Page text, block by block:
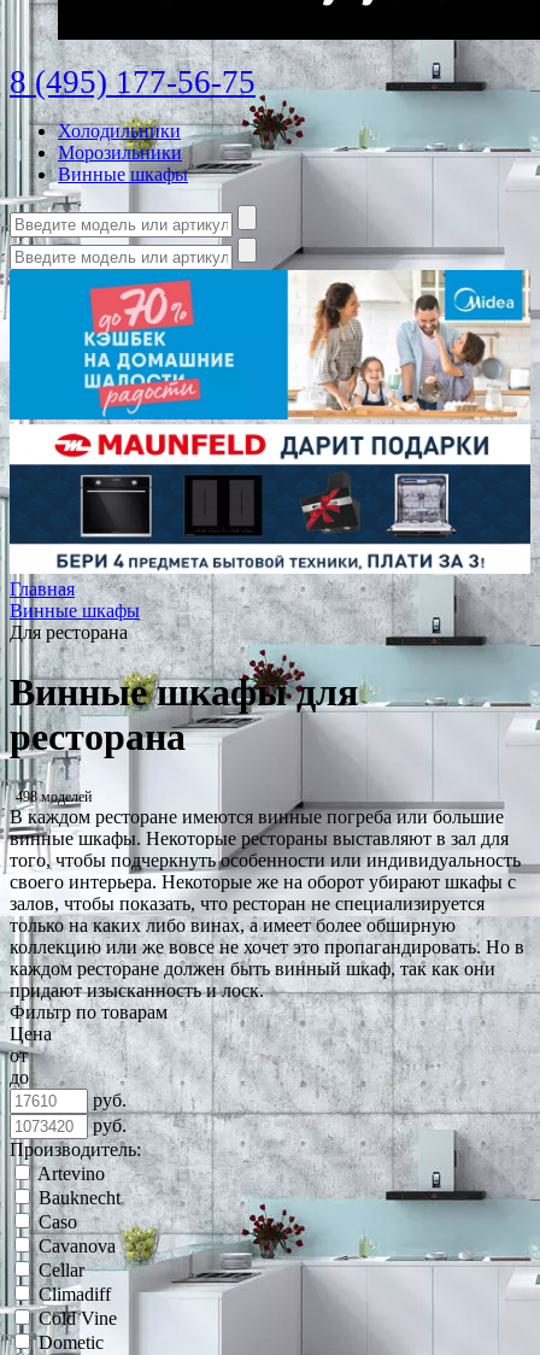
8 (495) 177-56-75
Холодильники
Морозильники
Винные шкафы
Главная
Винные шкафы
Для ресторана
Винные шкафы для
ресторана
498 моделей
В каждом ресторане имеются винные погреба или большие
винные шкафы. Некоторые рестораны выставляют в зал для
того, чтобы подчеркнуть особенности или индивидуальность
своего интерьера. Некоторые же на оборот убирают шкафы с
залов, чтобы показать, что ресторан не специализируется
только на каких либо винах, а имеет более обширную
коллекцию или же вовсе не хочет это пропагандировать. Но в
каждом ресторане должен быть винный шкаф, так как они
придают изысканность и лоск.
Фильтр по товарам
Цена
от
до
руб.
руб.
Производитель:
Artevino
Bauknecht
Caso
Cavanova
Cellar
Climadiff
Cold Vine
Dometic